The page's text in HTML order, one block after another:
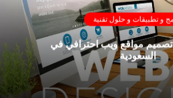
و تطبيقات و حلول تقنية
مواقع ويب احترافي في
السعودية